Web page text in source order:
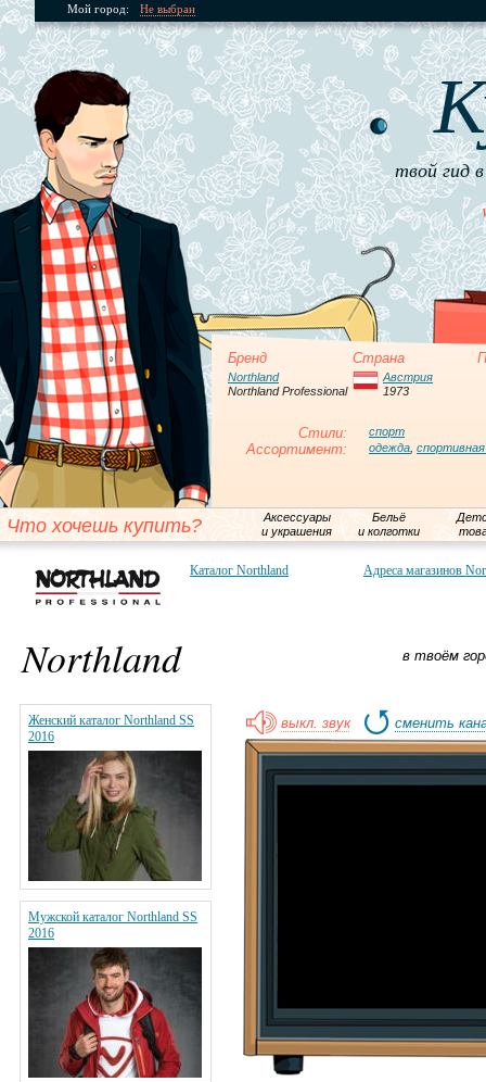
Мой город: Не выбран
твой гид
Бренд Страна
Northland
Northland Professional
Австрия
1973
Стили: спорт
Ассортимент: одежда спортивная
Что хочешь купить?
Аксессуары
и украшения
Бельё
и колготки
Каталог Northland Адреса магазинов
в твоём
Northland
Женский каталог Northland SS
2016
Мужской каталог Northland SS
2016
выкл. звук сменить